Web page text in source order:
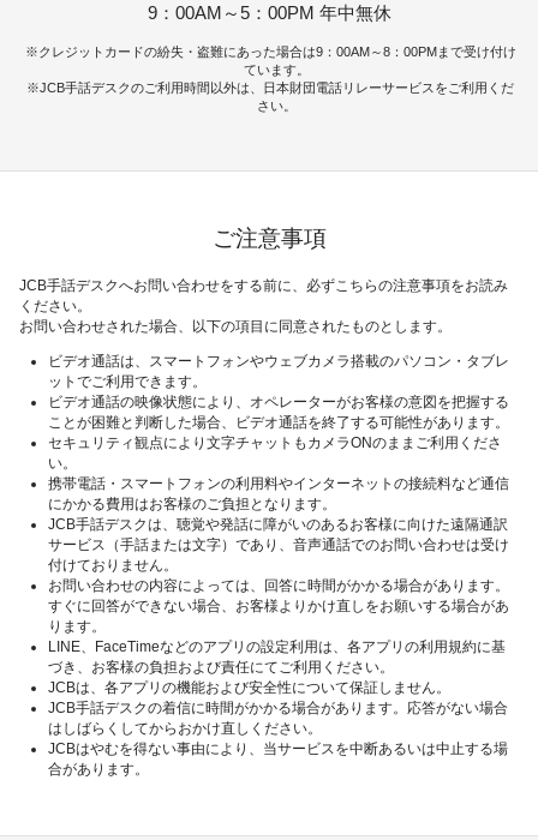
9：00AM～5：00PM 年中無休
クレジットカードの紛失・盗難にあった場合は9：00AM～8：00PMまで受け付け
ています。
JCB手話デスクのご利用時間以外は、日本財団電話リレーサービスをご利用くだ
さい。
ご注意事項
JCB手話デスクへお問い合わせをする前に、必ずこちらの注意事項をお読み
ください。
お問い合わせされた場合、以下の項目に同意されたものとします。
ビデオ通話は、スマートフォンやウェブカメラ搭載のパソコン・タブレ
ットでご利用できます。
ビデオ通話の映像状態により、オペレーターがお客様の意図を把握する
ことが困難と判断した場合、ビデオ通話を終了する可能性があります。
セキュリティ観点により文字チャットもカメラONのままご利用くださ
い。
携帯電話・スマートフォンの利用料やインターネットの接続料など通信
にかかる費用はお客様のご負担となります。
JCB手話デスクは、聴覚や発話に障がいのあるお客様に向けた遠隔通訳
サービス（手話または文字）であり、音声通話でのお問い合わせは受け
付けておりません。
お問い合わせの内容によっては、回答に時間がかかる場合があります。
すぐに回答ができない場合、お客様よりかけ直しをお願いする場合があ
ります。
LINE、FaceTimeなどのアプリの設定利用は、各アプリの利用規約に基
づき、お客様の負担および責任にてご利用ください。
JCBは、各アプリの機能および安全性について保証しません。
JCB手話デスクの着信に時間がかかる場合があります。応答がない場合
はしばらくしてからおかけ直しください。
JCBはやむを得ない事由により、当サービスを中断あるいは中止する場
合があります。